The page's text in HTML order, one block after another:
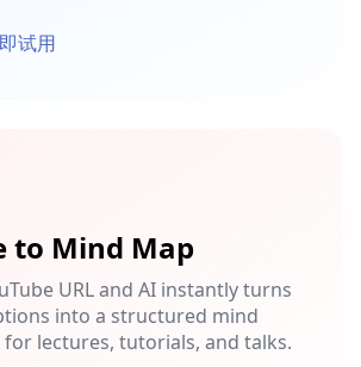
试用
to Mind Map
URL and AI instantly turns
into a structured mind
for lectures, tutorials, and talks.